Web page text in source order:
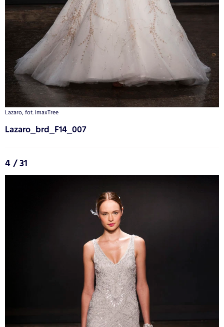
Lazaro, fot. ImaxTree
Lazaro_brd_F14_007
4 / 31